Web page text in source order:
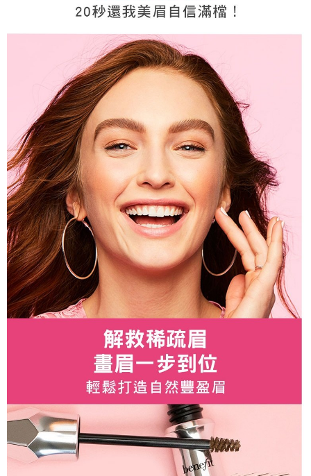
1.分期款項不併入電信帳單，「大哥付你分期」於每月結算日後寄送繳費提
2.透過簡訊連結打開帳單後，可選擇「超商條碼／台灣大直營門市／銀行轉
帳／街口支付／iPASS MONEY」等通路繳費。
1.本服務係由「台灣大哥大股份有限公司」（以下簡稱本公司）所提供，讓
用戶於交易時，得透過本服務購買商品或服務，並由商店將買賣／分期付款
買賣價金債權讓與本公司後，依約使用本公司帳單繳交帳款。
2.基於同意付款使用「大哥付你分期」之契約關係目的，商店將以您的個人
資料（包含姓名、電話或地址）提供予台灣大哥大進項蒐集、處理及利用，
由本公司與您本人進行分期帳單所需資料之確認、核對及更正。
3.完整用戶服務條款，請詳閱以下連結：
https://oppay.tw/userRule
【「AFTEE先享後付」結帳流程】
１．於結帳方式選擇「AFTEE先享後付」後，將跳轉至「AFTEE先享後付」
結帳頁面，進行簡訊認證並確認金額後，即可完成結帳。
２．訂單成立數日內，您將收到繳費通知簡訊。
３．收到繳費通知簡訊後14天內，點擊此簡訊中的連結，可透過四大超商／
ATM／網路銀行／等多元方式進行付款，方視為交易完成。
※ 請注意：結帳手續完成當下不需立刻繳費，但若您需要取消訂單，請聯絡
購買商品的店家。未經商家同意取消之訂單仍視為有效，需透過AFTEE先享
後付繳納相關費用。
※ 交易是否成功請以「AFTEE先享後付 」之結帳頁面顯示為準，若有關於
是否繳費成功／繳費後需取消欲退款等相關疑問，請聯繫「AFTEE先享後付
客戶支援中心」https://netprotections.freshdesk.com/support/home
【注意事項】
１．透過由恩沛科技股份有限公司提供之「AFTEE先享後付」服務完成之交
易，需依本服務之必要範圍內提供個人資料，並將交易相關給付款項請求債
權轉讓予恩沛科技股份有限公司。
２．關於個人資料處理事宜，請瀏覽以下網址：
https://aftee.tw/terms/#terms3
３．未成年的使用者請事先徵得法定代理人或監護人之同意方可使用
「AFTEE先享後付」，若未經同意申辦者引起之損失，本公司不負相關責
任。
４．使用「AFTEE先享後付」時，將依據個別帳號之用戶狀況，依本公司即
時審查核予不同之上限額度；若仍有額度不足之情形，本公司將視審查結果
請求用戶進行身份認證。
５．嚴禁一人註冊多個帳號或使用他人資訊註冊。若發現惡意使用之情形，
恩沛科技股份有限公司將有權停止該用戶之使用額度並採取法律行動。
每筆NT$70，滿NT$899(含以上)免運費
每筆NT$70，滿NT$899(含以上)免運費
每筆NT$100，滿NT$1,000(含以上)免運費
京站台北店客服中心(1F星巴克旁) 即日起不提供京站紙袋，取件時
請自備購物袋，若需購買紙袋可現場詢問
免運費